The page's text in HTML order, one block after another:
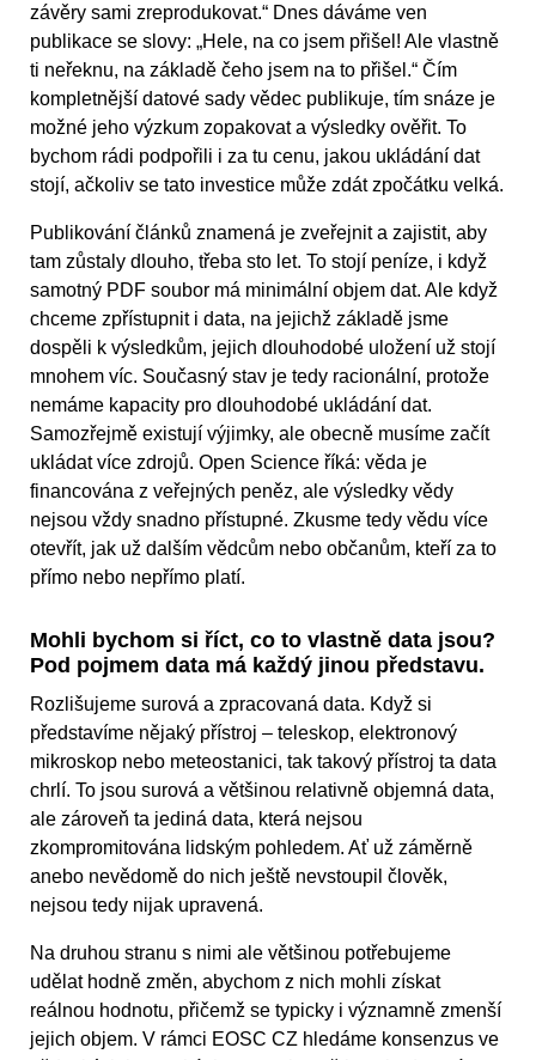
závěry sami zreprodukovat.“ Dnes dáváme ven
publikace se slovy: „Hele, na co jsem přišel! Ale vlastně
ti neřeknu, na základě čeho jsem na to přišel.“ Čím
kompletnější datové sady vědec publikuje, tím snáze je
možné jeho výzkum zopakovat a výsledky ověřit. To
bychom rádi podpořili i za tu cenu, jakou ukládání dat
stojí, ačkoliv se tato investice může zdát zpočátku velká.
Publikování článků znamená je zveřejnit a zajistit, aby
tam zůstaly dlouho, třeba sto let. To stojí peníze, i když
samotný PDF soubor má minimální objem dat. Ale když
chceme zpřístupnit i data, na jejichž základě jsme
dospěli k výsledkům, jejich dlouhodobé uložení už stojí
mnohem víc. Současný stav je tedy racionální, protože
nemáme kapacity pro dlouhodobé ukládání dat.
Samozřejmě existují výjimky, ale obecně musíme začít
ukládat více zdrojů. Open Science říká: věda je
financována z veřejných peněz, ale výsledky vědy
nejsou vždy snadno přístupné. Zkusme tedy vědu více
otevřít, jak už dalším vědcům nebo občanům, kteří za to
přímo nebo nepřímo platí.
Mohli bychom si říct, co to vlastně data jsou?
Pod pojmem data má každý jinou představu.
Rozlišujeme surová a zpracovaná data. Když si
představíme nějaký přístroj – teleskop, elektronový
mikroskop nebo meteostanici, tak takový přístroj ta data
chrlí. To jsou surová a většinou relativně objemná data,
ale zároveň ta jediná data, která nejsou
zkompromitována lidským pohledem. Ať už záměrně
anebo nevědomě do nich ještě nevstoupil člověk,
nejsou tedy nijak upravená.
Na druhou stranu s nimi ale většinou potřebujeme
udělat hodně změn, abychom z nich mohli získat
reálnou hodnotu, přičemž se typicky i významně zmenší
jejich objem. V rámci EOSC CZ hledáme konsenzus ve